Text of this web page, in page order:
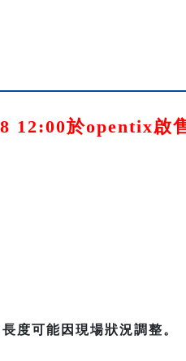
12:00於opentix啟
度可能因現場狀況調整。